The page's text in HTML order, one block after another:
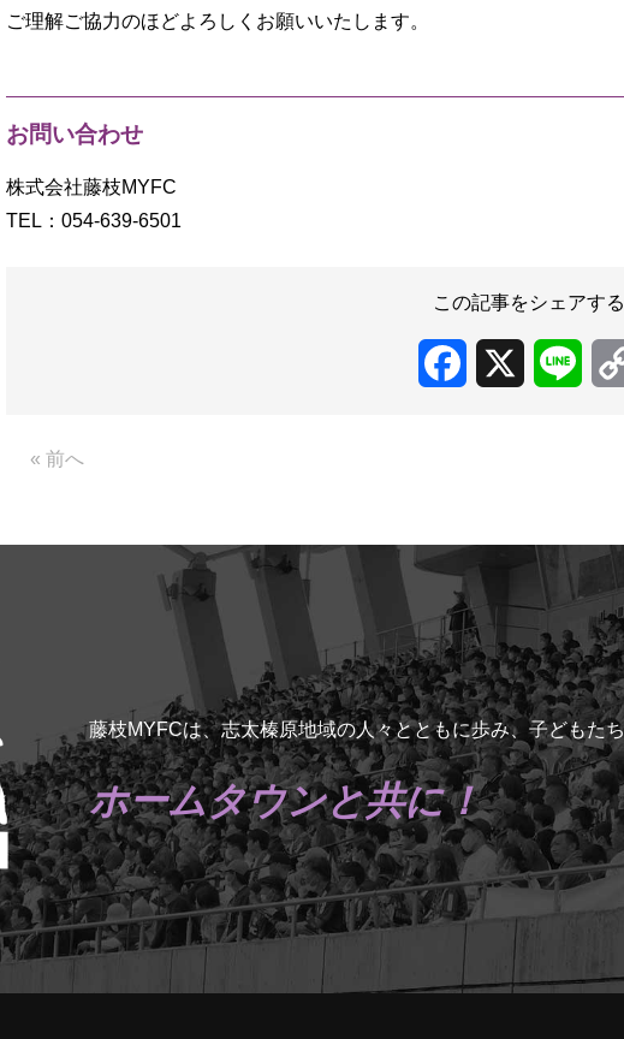
ご理解ご協力のほどよろしくお願いいたします。
お問い合わせ
株式会社藤枝MYFC
TEL：054-639-6501
この記事をシェアする
Facebook Line
« 前へ
藤枝MYFCは、志太榛原地域の人々とともに歩み、子どもた
ホームタウンと共に！